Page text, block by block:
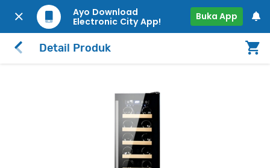
Ayo Download
Electronic City App!
Buka App
Detail Produk